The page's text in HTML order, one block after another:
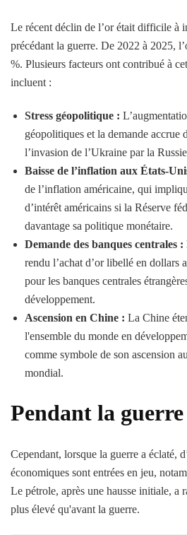
Le récent déclin de l’or était difficile à
précédant la guerre. De 2022 à 2025,
%. Plusieurs facteurs ont contribué à
incluent :
Stress géopolitique :
géopolitiques et la demande accrue
l’invasion de l’Ukraine par la
Baisse de l’inflation aux États-
de l’inflation américaine, qui
d’intérêt américains si la Réserve
davantage sa politique monétaire.
Demande des banques centrales :
rendu l’achat d’or libellé en dollars
pour les banques centrales
développement.
Ascension en Chine : La Chine
l'ensemble du monde en
comme symbole de son ascension
mondial.
Pendant la guerre
Cependant, lorsque la guerre a éclaté,
économiques sont entrées en jeu,
Le pétrole, après une hausse initiale, a
plus élevé qu'avant la guerre.